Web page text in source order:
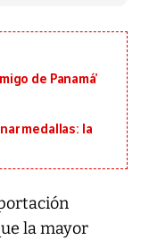
de Panamá’
medallas: la
la mayor